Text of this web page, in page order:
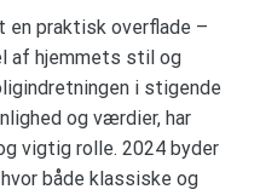
en praktisk overflade –
af hjemmets stil og
i stigende
og værdier, har
vigtig rolle. 2024 byder
både klassiske og